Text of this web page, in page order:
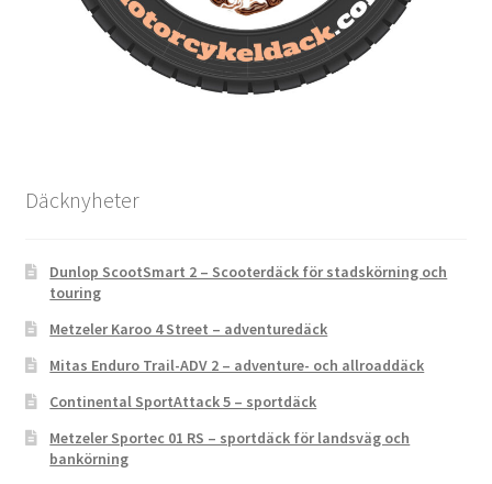
Däcknyheter
Dunlop ScootSmart 2 – Scooterdäck för stadskörning och
touring
Metzeler Karoo 4 Street – adventuredäck
Mitas Enduro Trail-ADV 2 – adventure- och allroaddäck
Continental SportAttack 5 – sportdäck
Metzeler Sportec 01 RS – sportdäck för landsväg och
bankörning